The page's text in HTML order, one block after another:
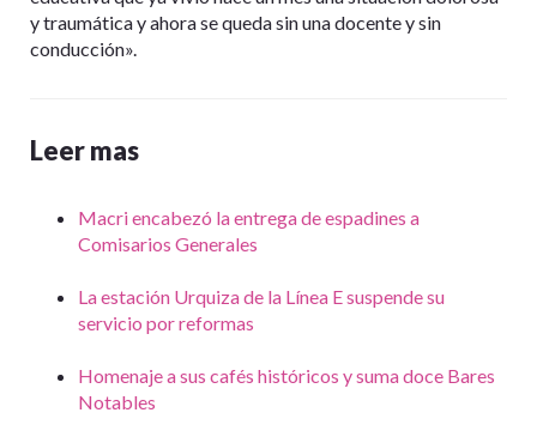
y traumática y ahora se queda sin una docente y sin
conducción».
Leer mas
Macri encabezó la entrega de espadines a
Comisarios Generales
La estación Urquiza de la Línea E suspende su
servicio por reformas
Homenaje a sus cafés históricos y suma doce Bares
Notables